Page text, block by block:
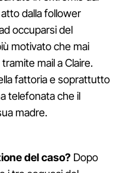
dalla follower
occuparsi del
motivato che mai
mail a Claire.
fattoria e soprattutto
telefonata che il
madre.
del caso? Dopo